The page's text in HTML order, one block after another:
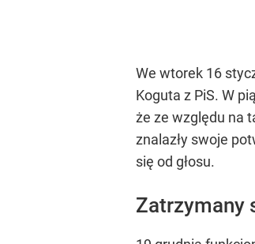
We wtorek 16
Koguta z PiS. W
że ze względu na
znalazły swoje
się od głosu.
Zatrzymany